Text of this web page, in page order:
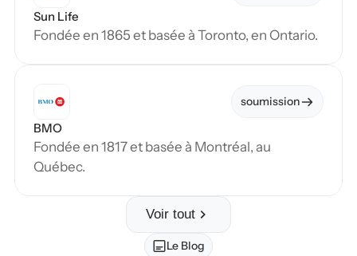
Sun Life
Fondée en 1865 et basée à Toronto, en Ontario.
soumission
BMO
Fondée en 1817 et basée à Montréal, au
Québec.
Voir tout
Le Blog